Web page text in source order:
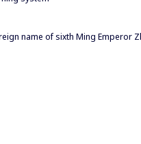
name of sixth Ming Emperor